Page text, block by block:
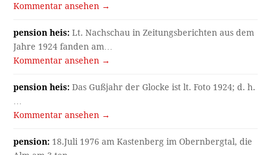
Kommentar ansehen →
pension heis: Lt. Nachschau in Zeitungsberichten aus dem
Jahre 1924 fanden am…
Kommentar ansehen →
pension heis: Das Gußjahr der Glocke ist lt. Foto 1924; d. h.
Kommentar ansehen →
pension: 18.Juli 1976 am Kastenberg im Obernbergtal, die